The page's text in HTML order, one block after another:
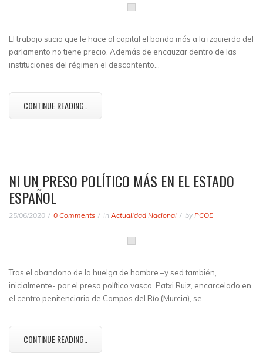
El trabajo sucio que le hace al capital el bando más a la izquierda del
parlamento no tiene precio. Además de encauzar dentro de las
instituciones del régimen el descontento…
CONTINUE READING..
NI UN PRESO POLÍTICO MÁS EN EL ESTADO
ESPAÑOL
25/06/2020 0 Comments in Actualidad Nacional by PCOE
Tras el abandono de la huelga de hambre –y sed también,
inicialmente- por el preso político vasco, Patxi Ruiz, encarcelado en
el centro penitenciario de Campos del Río (Murcia), se…
CONTINUE READING..